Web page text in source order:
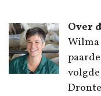
Over
Wilma